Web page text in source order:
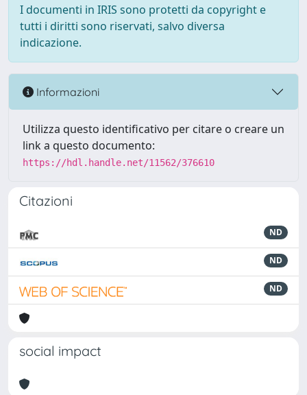
I documenti in IRIS sono protetti da copyright e
tutti i diritti sono riservati, salvo diversa
indicazione.
Informazioni
Utilizza questo identificativo per citare o creare un
link a questo documento:
https://hdl.handle.net/11562/376610
Citazioni
ND
ND
ND
social impact